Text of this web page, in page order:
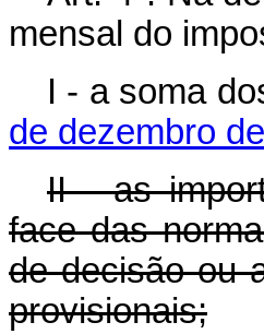
mensal do
I - a soma
de dezembro
II - as
face das
de decisão ou
provisionais;